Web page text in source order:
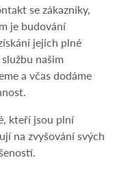
se zákazníky,
je budování
jejich plné
našim
a včas dodáme
kteří jsou plní
na zvyšování svých